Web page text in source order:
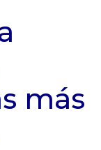
más